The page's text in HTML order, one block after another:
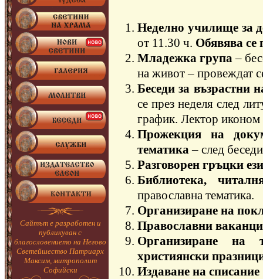
Сайтът е разработен и
публикуван с
благословението на Негово
Светейшество Патриарх
Максим, митрополит
Софийски
Неделно училище за
от 11.30 ч. Обявява се
Младежка група –
на живот – провеждат
Беседи за възрастни
се през неделя след
график. Лектор
Прожекция на
тематика – след
Разговорен гръцки
Библиотека,
православна тематика.
Организиране на
Православни
Организиране на
християнски
Издаване на